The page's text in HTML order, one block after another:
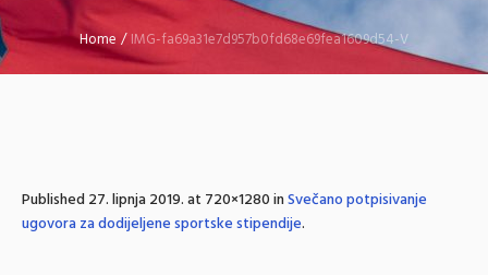
Home/IMG-fa69a31e7d957b0fd68e69fea1609d54-V
Published27. lipnja 2019.at 720×1280 inSvečano potpisivanje
ugovora za dodijeljene sportske stipendije.